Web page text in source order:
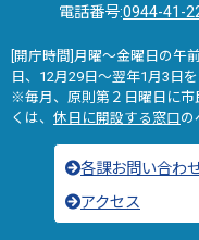
電話番号:0944-41-
[開庁時間]月曜～金曜日の午
日、12月29日～翌年1月3日を
※毎月、原則第２日曜日に市
くは、 休日に開設する窓口の
各課お問い合わ
アクセス